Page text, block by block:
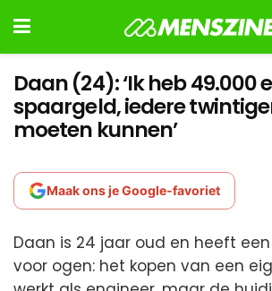
Daan (24): ‘Ik heb 49.000
spaargeld, iedere
moeten kunnen’
Maak ons je Google-favoriet
Daan is 24 jaar oud en heeft
voor ogen: het kopen van een